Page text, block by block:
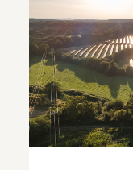
Recherche